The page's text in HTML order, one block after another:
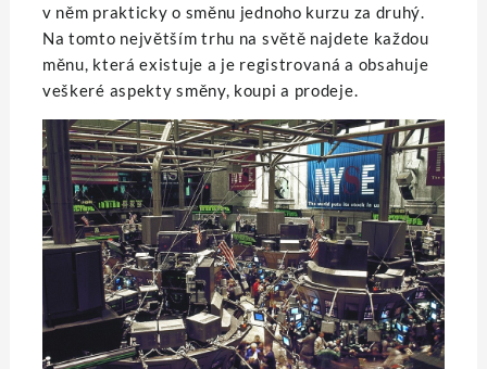
v něm prakticky o směnu jednoho kurzu za druhý.
Na tomto největším trhu na světě najdete každou
měnu, která existuje a je registrovaná a obsahuje
veškeré aspekty směny, koupi a prodeje.